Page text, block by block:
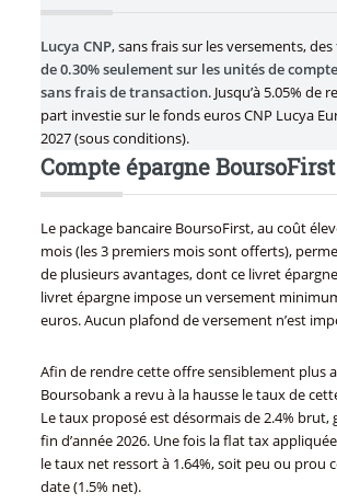
Lucya CNP, sans frais sur les versements, des
de 0.30% seulement sur les unités de compte
sans frais de transaction. Jusqu’à 5.05% de
part investie sur le fonds euros CNP Lucya
2027 (sous conditions).
Compte épargne BoursoFirst
Le package bancaire BoursoFirst, au coût
mois (les 3 premiers mois sont offerts),
de plusieurs avantages, dont ce livret
livret épargne impose un versement
euros. Aucun plafond de versement n’est
Afin de rendre cette offre sensiblement plus
Boursobank a revu à la hausse le taux de
Le taux proposé est désormais de 2.4% brut,
fin d’année 2026. Une fois la flat tax
le taux net ressort à 1.64%, soit peu ou prou
date (1.5% net).